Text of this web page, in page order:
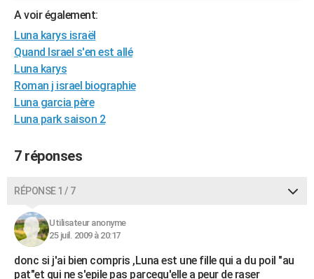
Forum
Aménagement intérieur
Extérieur
Cuisine
Salle de bains
Jardinage
Rangement
WEEK-END
Guides de France
Escapades
Patrimoine
Expositions
Musées
Week-end nature
+LIFESTYLE
Art de vivre
Bien-être
Loisirs
Mode
Modes de vie
SANTE
Alimentation
Guide de la santé
Maladies
Médicaments
Sommeil
VOYAGE
GUIDES D'ACHAT
BONS PLANS
CARTE DE VOEUX
Carte de Noël
Carte Bonne année
Carte Saint-Valentin
Carte Pâques
Carte d'anniversaire
DICTIONNAIRE
Dictionnaire
Biographies
Citations
Expressions
Proverbes
A voir également:
Luna karys israël
Quand Israel s'en est allé
Luna karys
Roman j israel biographie
Luna garcia père
Luna park saison 2
7 réponses
RÉPONSE 1 / 7
Utilisateur anonyme
25 juil. 2009 à 20:17
donc si j'ai bien compris ,Luna est une fille qui a du poil "au
pat"et qui ne s'epile pas parcequ'elle a peur de raser